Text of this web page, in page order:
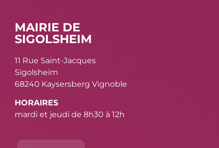
MAIRIE DE
SIGOLSHEIM
11 Rue Saint-Jacques
Sigolsheim
68240 Kaysersberg Vignoble
HORAIRES
mardi et jeudi de 8h30 à 12h